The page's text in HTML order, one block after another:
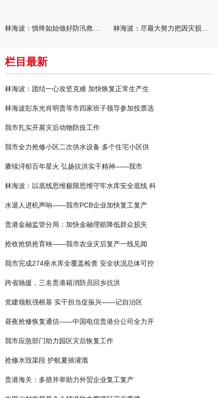
栏目最新
林海波：团结一心攻坚克难 加快恢复正常生产生
林海波彭东光肖明贵等市四家班子领导参加投票选
我市扎实开展灾后动物防疫工作
我市全力抢修小区二次供水设备 多个住宅小区供
赓续浔郁百年星火 弘扬抗洪实干精神——我市
林海波：以底线思维极限思维守牢水库安全底线 科
水退人进机声响——我市PCB企业加快复工复产
贵港金融监管分局：加快金融理赔降低群众损失
抢收抢烘抢育秧——我市农业灾后复产一线见闻
我市完成274座水库全覆盖检查 安全状况总体可控
跨省驰援，三名贵港籍消防员回乡抗洪
党建领航强根基 实干担当促振兴——记自治区
昼夜抢修恢复通信——中国电信贵港分公司全力开
我市应急部门助力园区灾后恢复工作
抢修水毁渠段 护航夏插灌溉
贵港海关：多措并举助力外贸企业复工复产